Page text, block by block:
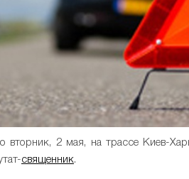
2 мая, на трассе Киев-
священник.